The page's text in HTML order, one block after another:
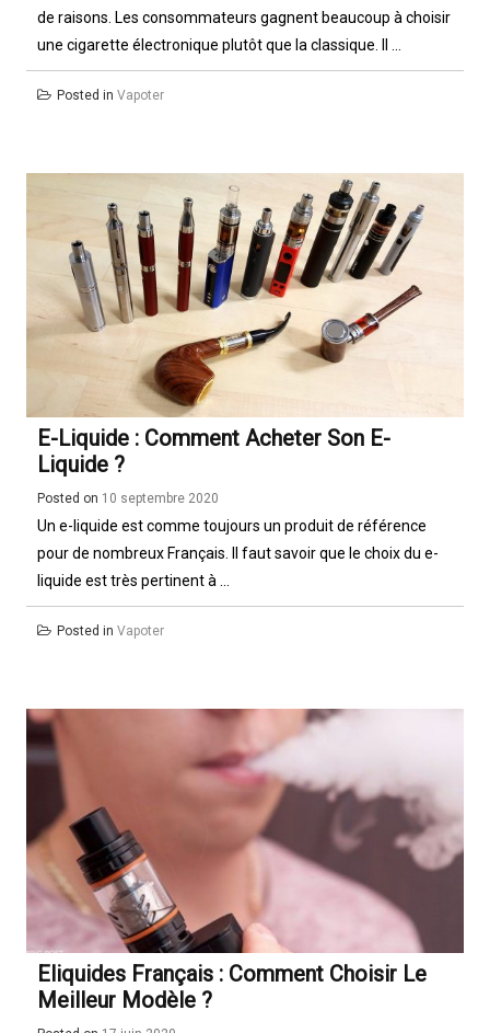
de raisons. Les consommateurs gagnent beaucoup à choisir
une cigarette électronique plutôt que la classique. Il ...
Posted in Vapoter
E-Liquide : Comment Acheter Son E-
Liquide ?
Posted on 10 septembre 2020
Un e-liquide est comme toujours un produit de référence
pour de nombreux Français. Il faut savoir que le choix du e-
liquide est très pertinent à ...
Posted in Vapoter
Eliquides Français : Comment Choisir Le
Meilleur Modèle ?